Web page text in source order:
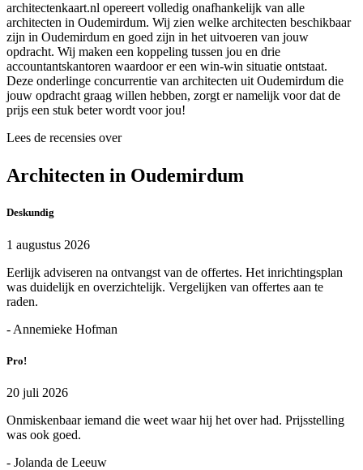
architectenkaart.nl opereert volledig onafhankelijk van alle
architecten in Oudemirdum. Wij zien welke architecten beschikbaar
zijn in Oudemirdum en goed zijn in het uitvoeren van jouw
opdracht. Wij maken een koppeling tussen jou en drie
accountantskantoren waardoor er een win-win situatie ontstaat.
Deze onderlinge concurrentie van architecten uit Oudemirdum die
jouw opdracht graag willen hebben, zorgt er namelijk voor dat de
prijs een stuk beter wordt voor jou!
Lees de recensies over
Architecten in Oudemirdum
Deskundig
1 augustus 2026
Eerlijk adviseren na ontvangst van de offertes. Het inrichtingsplan
was duidelijk en overzichtelijk. Vergelijken van offertes aan te
raden.
- Annemieke Hofman
Pro!
20 juli 2026
Onmiskenbaar iemand die weet waar hij het over had. Prijsstelling
was ook goed.
- Jolanda de Leeuw